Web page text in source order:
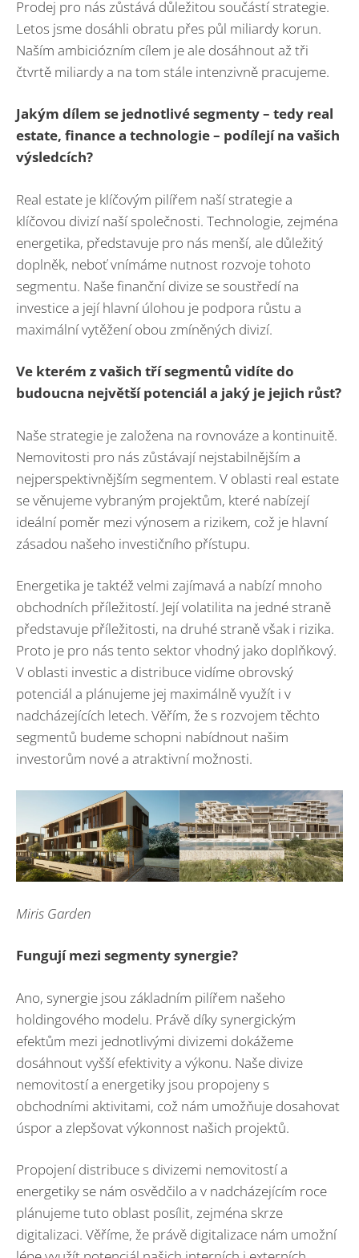
Prodej pro nás zůstává důležitou součástí strategie.
Letos jsme dosáhli obratu přes půl miliardy korun.
Naším ambiciózním cílem je ale dosáhnout až tři
čtvrtě miliardy a na tom stále intenzivně pracujeme.
Jakým dílem se jednotlivé segmenty – tedy real
estate, finance a technologie – podílejí na vašich
výsledcích?
Real estate je klíčovým pilířem naší strategie a
klíčovou divizí naší společnosti. Technologie, zejména
energetika, představuje pro nás menší, ale důležitý
doplněk, neboť vnímáme nutnost rozvoje tohoto
segmentu. Naše finanční divize se soustředí na
investice a její hlavní úlohou je podpora růstu a
maximální vytěžení obou zmíněných divizí.
Ve kterém z vašich tří segmentů vidíte do
budoucna největší potenciál a jaký je jejich růst?
Naše strategie je založena na rovnováze a kontinuitě.
Nemovitosti pro nás zůstávají nejstabilnějším a
nejperspektivnějším segmentem. V oblasti real estate
se věnujeme vybraným projektům, které nabízejí
ideální poměr mezi výnosem a rizikem, což je hlavní
zásadou našeho investičního přístupu.
Energetika je taktéž velmi zajímavá a nabízí mnoho
obchodních příležitostí. Její volatilita na jedné straně
představuje příležitosti, na druhé straně však i rizika.
Proto je pro nás tento sektor vhodný jako doplňkový.
V oblasti investic a distribuce vidíme obrovský
potenciál a plánujeme jej maximálně využít i v
nadcházejících letech. Věřím, že s rozvojem těchto
segmentů budeme schopni nabídnout našim
investorům nové a atraktivní možnosti.
Miris Garden
Fungují mezi segmenty synergie?
Ano, synergie jsou základním pilířem našeho
holdingového modelu. Právě díky synergickým
efektům mezi jednotlivými divizemi dokážeme
dosáhnout vyšší efektivity a výkonu. Naše divize
nemovitostí a energetiky jsou propojeny s
obchodními aktivitami, což nám umožňuje dosahovat
úspor a zlepšovat výkonnost našich projektů.
Propojení distribuce s divizemi nemovitostí a
energetiky se nám osvědčilo a v nadcházejícím roce
plánujeme tuto oblast posílit, zejména skrze
digitalizaci. Věříme, že právě digitalizace nám umožní